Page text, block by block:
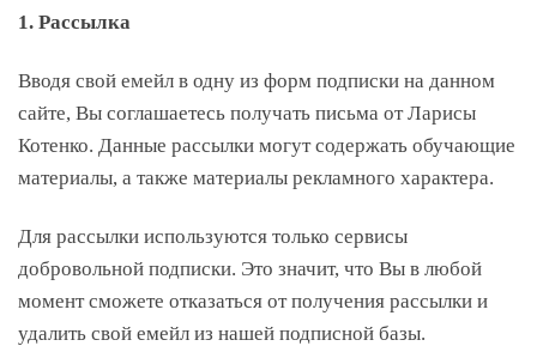
1. Рассылка
Вводя свой емейл в одну из форм подписки на данном
сайте, Вы соглашаетесь получать письма от Ларисы
Котенко. Данные рассылки могут содержать обучающие
материалы, а также материалы рекламного характера.
Для рассылки используются только сервисы
добровольной подписки. Это значит, что Вы в любой
момент сможете отказаться от получения рассылки и
удалить свой емейл из нашей подписной базы.